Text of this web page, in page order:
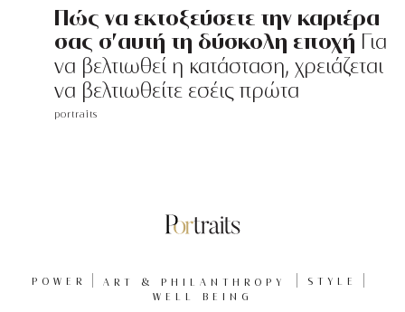
Πώς να εκτοξεύσετε την καριέρα
σας σ’αυτή τη δύσκολη εποχή Για
να βελτιωθεί η κατάσταση, χρειάζεται
να βελτιωθείτε εσέις πρώτα
portraits
POWER ART & PHILANTHROPY
STYLE
WELL BEING